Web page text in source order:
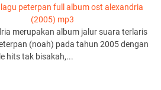
peterpan full album ost alexandria
(2005) mp3
merupakan album jalur suara terlaris
(noah) pada tahun 2005 dengan
hits tak bisakah,...